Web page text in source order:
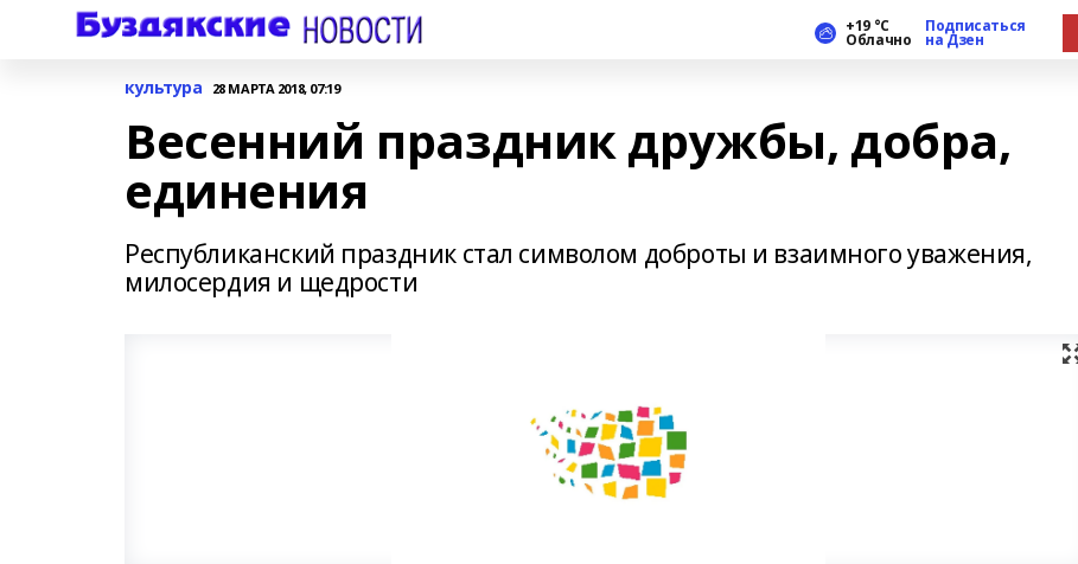
+19 °С
Облачно
Подписаться
на Дзен
культура 28 МАРТА 2018, 07:19
Весенний праздник дружбы, добра,
единения
Республиканский праздник стал символом доброты и взаимного уважения,
милосердия и щедрости